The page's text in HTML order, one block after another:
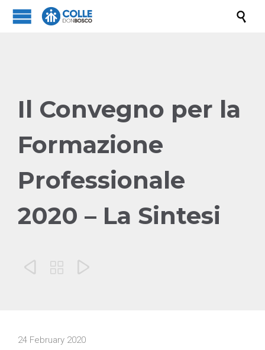

Il Convegno per la
Formazione
Professionale
2020 – La Sintesi
  
24 February 2020